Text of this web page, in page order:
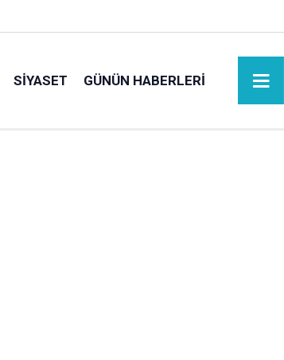
SIYASET GÜNÜN HABERLERI